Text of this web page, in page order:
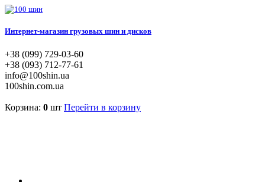
Интернет-магазин грузовых шин и дисков
+38 (099) 729-03-60
+38 (093) 712-77-61
info@100shin.ua
100shin.com.ua
Корзина: 0 шт Перейти в корзину